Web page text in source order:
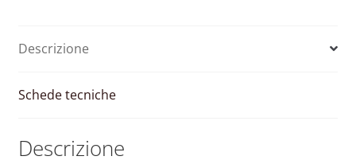
Green
quantità
Descrizione
Schede tecniche
Descrizione